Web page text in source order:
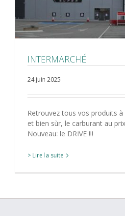
INTERMARCHÉ
24 juin 2025
Retrouvez tous vos produits
et bien sùr, le carburant au
Nouveau: le DRIVE !!!
> Lire la suite